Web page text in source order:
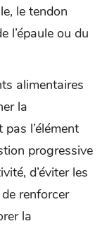
le tendon
l’épaule ou du
alimentaires
la
l’élément
progressive
d’éviter les
renforcer
la